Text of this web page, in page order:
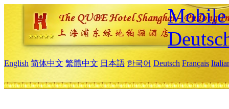
Mobile
English 简体中文 繁體中文 日本語 한국어 Deutsch Français